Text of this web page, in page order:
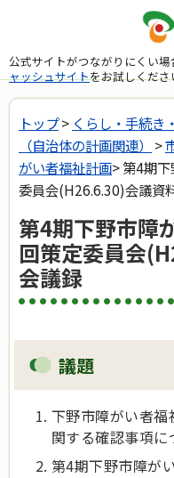
公式サイトがつながりにくい
ャッシュサイトをお試しくださ
トップ> くらし・手続き
（自治体の計画関連）
>
がい者福祉計画> 第4期
委員会(H26.6.30)会議資
第4期下野市障
回策定委員会
会議録
議題
下野市障がい者
関する確認事項に
第4期下野市障が